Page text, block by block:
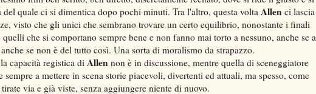
quale ci si dimentica dopo pochi minuti. Tra l'altro, questa volta Allen ci lascia
visto che gli unici che sembrano trovare un certo equilibrio, nonostante i finali
che si comportano sempre bene e non fanno mai torto a nessuno, anche se a
se non è del tutto così. Una sorta di moralismo da strapazzo.
capacità registica di Allen non è in discussione, mentre quella di sceneggiatore
sempre a mettere in scena storie piacevoli, divertenti ed attuali, ma spesso, come
via e già viste, senza aggiungere niente di nuovo.